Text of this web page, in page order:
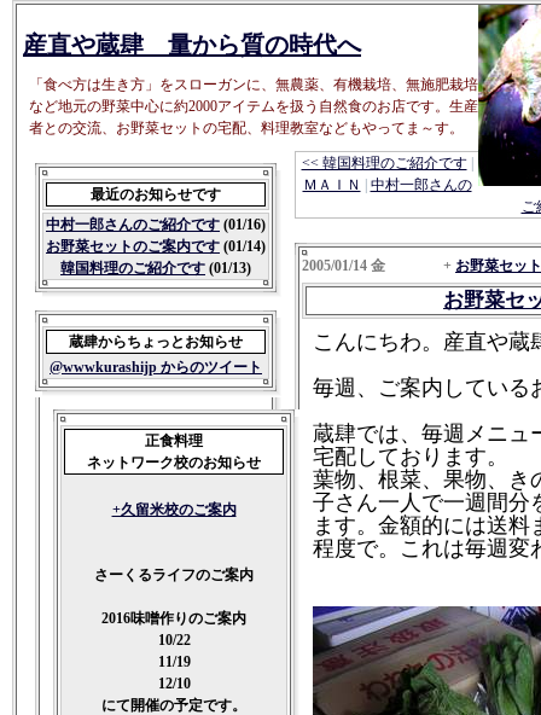
産直や蔵肆 量から質の時代へ
「食べ方は生き方」をスローガンに、無農薬、有機栽培、無施肥栽培
など地元の野菜中心に約2000アイテムを扱う自然食のお店です。生産
者との交流、お野菜セットの宅配、料理教室などもやってま～す。
最近のお知らせです
中村一郎さんのご紹介です (01/16)
お野菜セットのご案内です (01/14)
韓国料理のご紹介です (01/13)
蔵肆からちょっとお知らせ
@wwwkurashijp からのツイート
正食料理
ネットワーク校のお知らせ
+久留米校のご案内
さーくるライフのご案内
2016味噌作りのご案内
10/22
11/19
12/10
にて開催の予定です。
<< 韓国料理のご紹介です|
ＭＡＩＮ
中村一郎さんの
ご
2005/01/14 金 + お野菜セッ
お野菜セ
こんにちわ。産直や蔵
毎週、ご案内している
蔵肆では、毎週メニュ
宅配しております。
葉物、根菜、果物、き
子さん一人で一週間分
ます。金額的には送料
程度で。これは毎週変